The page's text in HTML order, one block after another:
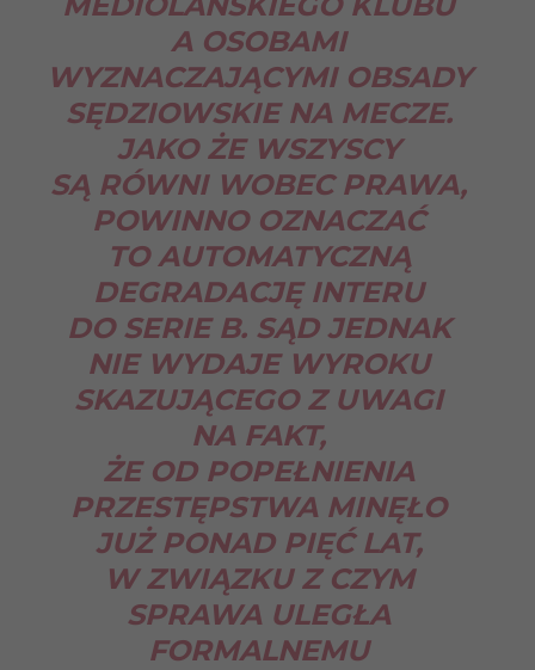
A OSOBAMI
WYZNACZAJĄCYMI OBSADY
SĘDZIOWSKIE NA MECZE.
JAKO ŻE WSZYSCY
SĄ RÓWNI WOBEC PRAWA,
POWINNO OZNACZAĆ
TO AUTOMATYCZNĄ
DEGRADACJĘ INTERU
DO SERIE B. SĄD JEDNAK
NIE WYDAJE WYROKU
SKAZUJĄCEGO Z UWAGI
NA FAKT,
ŻE OD POPEŁNIENIA
PRZESTĘPSTWA MINĘŁO
JUŻ PONAD PIĘĆ LAT,
W ZWIĄZKU Z CZYM
SPRAWA ULEGŁA
FORMALNEMU